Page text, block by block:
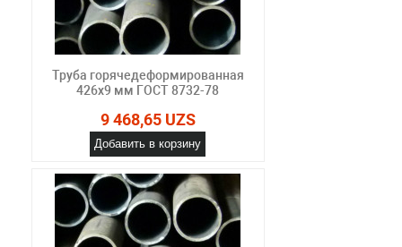
Труба горячедеформированная
426х9 мм ГОСТ 8732-78
9 468,65 UZS
Добавить в корзину